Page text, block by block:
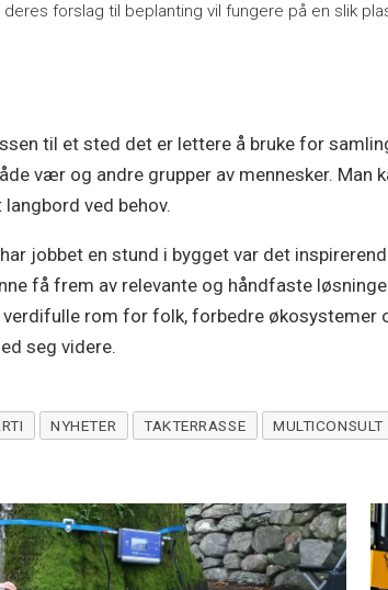
forslag til beplanting vil fungere på en slik
til et sted det er lettere å bruke for
vær og andre grupper av mennesker. Man
ved behov.
jobbet en stund i bygget var det
få frem av relevante og håndfaste
verdifulle rom for folk, forbedre økosystemer
seg videre.
NYHETER TAKTERRASSE MULTICONSULT